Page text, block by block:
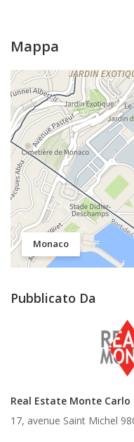
Mappa
Monaco
Pubblicato Da
Real Estate Monte Carlo
17, avenue Saint Michel